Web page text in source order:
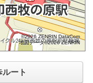
©2026 ZENRIN DataCom
地図データ©2026 ZENRIN
ート